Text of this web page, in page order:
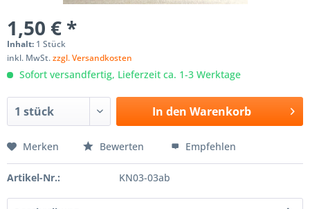
1,50 € *
Inhalt: 1 Stück
inkl. MwSt.zzgl. Versandkosten
Sofort versandfertig, Lieferzeit ca. 1-3 Werktage
In den Warenkorb
Merken Bewerten Empfehlen
Artikel-Nr.: KN03-03ab